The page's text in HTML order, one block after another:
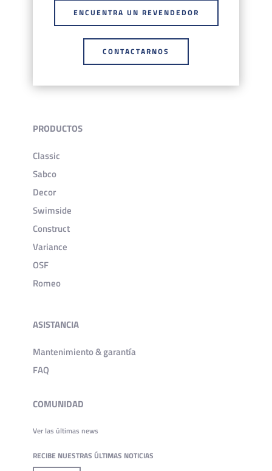
ENCUENTRA UN REVENDEDOR
CONTACTARNOS
PRODUCTOS
Classic
Sabco
Decor
Swimside
Construct
Variance
OSF
Romeo
ASISTANCIA
Mantenimiento & garantía
FAQ
COMUNIDAD
Ver las últimas news
RECIBE NUESTRAS ÚLTIMAS NOTICIAS